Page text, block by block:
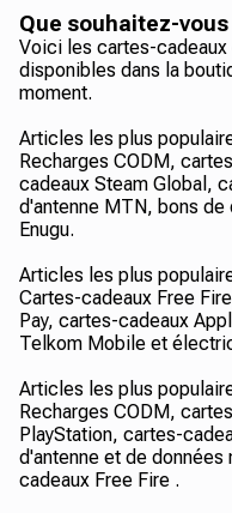
Que souhaitez-
Voici les cartes-
disponibles dans la
moment.
Articles les plus
Recharges CODM,
cadeaux Steam Global,
d'antenne MTN, bons
Enugu.
Articles les plus
Cartes-cadeaux Free
Pay, cartes-cadeaux
Telkom Mobile et
Articles les plus
Recharges CODM,
PlayStation, cartes-
d'antenne et de
cadeaux Free Fire .